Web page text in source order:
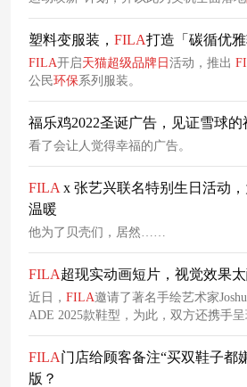
列环保活动。今年，FILA发布全新品牌
PERFORMANCE BEAUTIFUL”意味着
于运动美学的边界在此进程中，FILA
领域致力于探寻环保事业的新突破，用
然。
塑料变服装， FILA打造「碳循优雅
FILA开启天猫超级品牌日活动，推出
公民环保系列服装。
福乐鸡2022圣诞广告，见证雪球的
看了会让人觉得幸福的广告。
FILA x 张艺兴联名特别生日活动，
温暖
他为了贝壳们，居然……
FILA超现实动画短片，视觉效果
近日， FILA邀请了著名手绘艺术家
ADE 2025款鞋型，为此，双方还携手
以一种视觉趣味拉满的形式彰显了其产
现鞋型设计的奇思妙想，以此激发消费
欲望。
FILA门店给顾客备注“买双鞋子都
版？